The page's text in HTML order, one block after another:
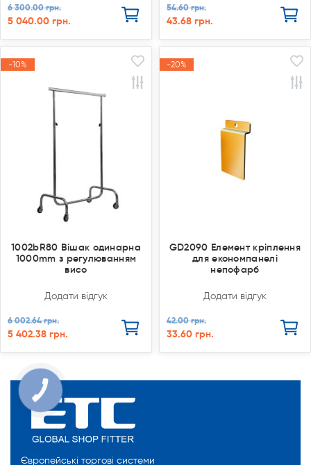
6 300.00 грн.
5 040.00 грн.
54.60 грн.
43.68 грн.
-10%
-10%
1002bR80 Вішак одинарна
1000mm з регулюванням
висо
Додати відгук
6 002.64 грн.
5 402.38 грн.
-20%
-20%
GD2090 Елемент кріплення
для економпанелі
непофарб
Додати відгук
42.00 грн.
33.60 грн.
Європейські торгові системи
КНОПКА
СВЯЗИ